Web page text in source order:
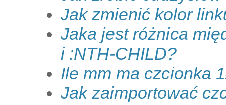
Jak zmienić kolor
Jaka jest różnica
i :NTH-CHILD?
Ile mm ma czcionka
Jak zaimportować